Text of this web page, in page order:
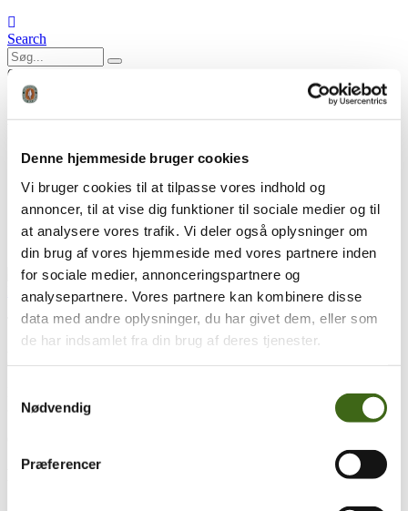
Denne hjemmeside bruger cookies
Vi bruger cookies til at tilpasse vores indhold og
annoncer, til at vise dig funktioner til sociale medier og til
at analysere vores trafik. Vi deler også oplysninger om
din brug af vores hjemmeside med vores partnere inden
for sociale medier, annonceringspartnere og
analysepartnere. Vores partnere kan kombinere disse
data med andre oplysninger, du har givet dem, eller som
de har indsamlet fra din brug af deres tjenester.
Nødvendig
Præferencer
Search
0
cirkelindramning
FADB
FADBlogonew-Green – til cirkelindramning
Træk og slip
8300 Odder
Populære sider